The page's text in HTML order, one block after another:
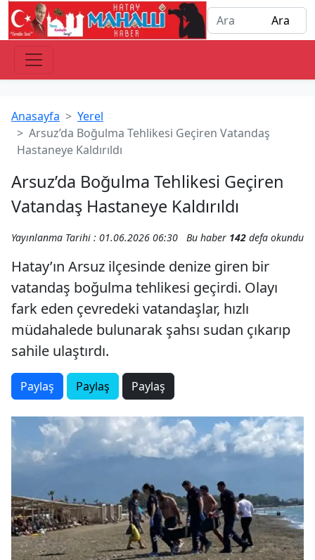
Anasayfa
Yerel
Arsuz’da Boğulma Tehlikesi Geçiren Vatandaş
Hastaneye Kaldırıldı
Arsuz’da Boğulma Tehlikesi Geçiren
Vatandaş Hastaneye Kaldırıldı
Yayınlanma Tarihi : 01.06.2026 06:30 Bu haber 142 defa okundu
Hatay’ın Arsuz ilçesinde denize giren bir
vatandaş boğulma tehlikesi geçirdi. Olayı
fark eden çevredeki vatandaşlar, hızlı
müdahalede bulunarak şahsı sudan çıkarıp
sahile ulaştırdı.
Paylaş Paylaş Paylaş